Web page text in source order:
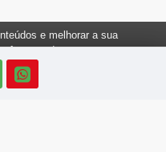
os direitos reservados.
e melhorar a sua
concorda com a nossa